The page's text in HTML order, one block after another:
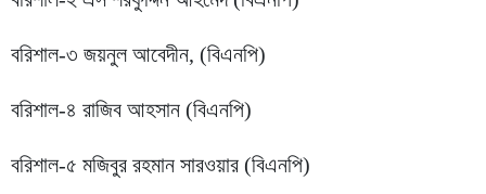
বরিশাল-৩ জয়নুল আবেদীন, (বিএনপি)
বরিশাল-৪ রাজিব আহসান (বিএনপি)
বরিশাল-৫ মজিবুর রহমান সারওয়ার (বিএনপি)